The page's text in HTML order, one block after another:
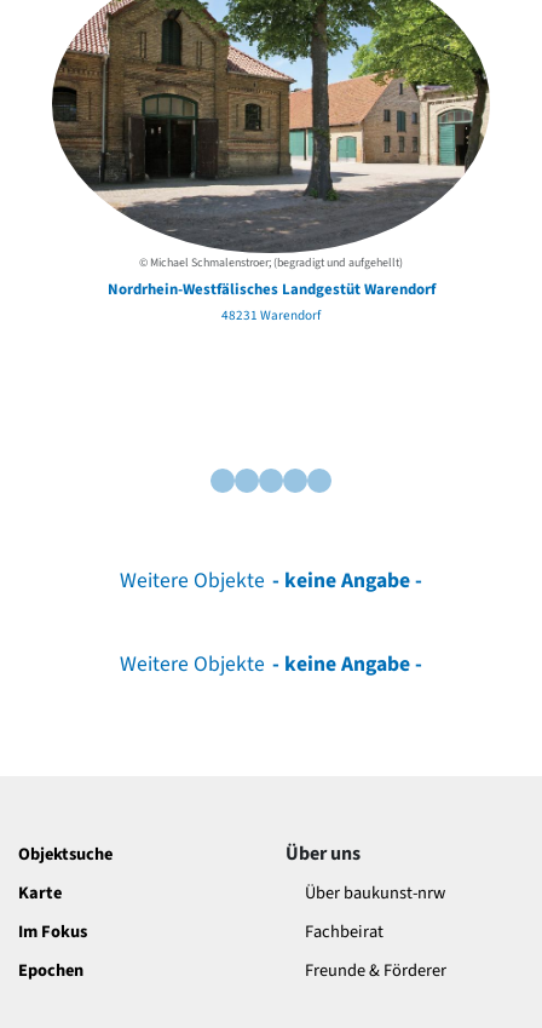
© Michael Schmalenstroer; (begradigt und aufgehellt)
Nordrhein-Westfälisches Landgestüt Warendorf
48231 Warendorf
Weitere Objekte - keine Angabe -
Weitere Objekte - keine Angabe -
Objektsuche
Karte
Im Fokus
Epochen
Über uns
Über baukunst-nrw
Fachbeirat
Freunde & Förderer